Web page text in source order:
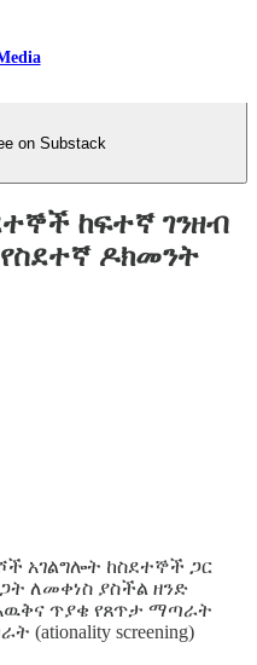
on Substack
ከፍተኛ ገንዘብ
ዶክመንት
አገልግሎት ከስደተኞች ጋር
ለመቀነስ ያስችል ዘንድ
ጥያቄ የጸጥታ ማጣራት
(ationality screening)